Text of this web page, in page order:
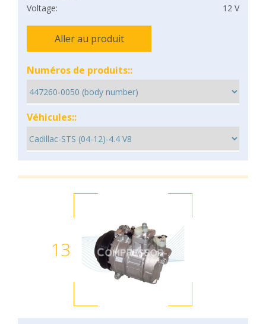
Voltage: 12 V
Aller au produit
Numéros de produits::
Véhicules::
13